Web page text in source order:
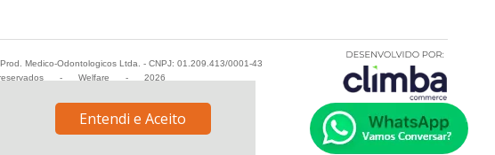
Entendi e Aceito
Medico-Odontologicos Ltda. - CNPJ: 01.209.413/0001-43
- Welfare - 2026